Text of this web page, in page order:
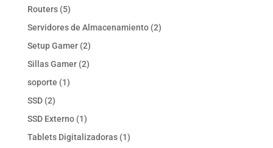
Routers 55
productos
Servidores de Almacenamiento 22
Setup Gamer 22
productos
Sillas Gamer 22
soporte 11
SSD 22
productos
SSD Externo 11
producto
Tablets Digitalizadoras 11